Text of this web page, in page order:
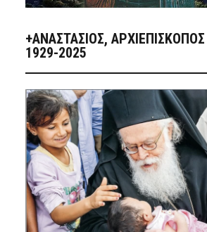
+ΑΝΑΣΤΆΣΙΟΣ,
1929-2025